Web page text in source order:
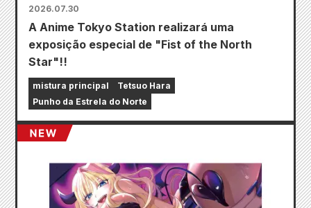
2026.07.30
A Anime Tokyo Station realizará uma
exposição especial de "Fist of the North
Star"!!
mistura principal
Tetsuo Hara
Punho da Estrela do Norte